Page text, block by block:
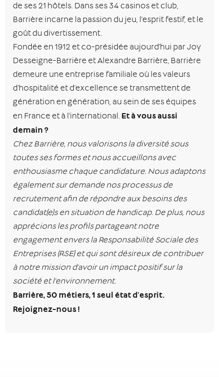
de ses 21 hôtels. Dans ses 34 casinos et club,
Barrière incarne la passion du jeu, l’esprit festif, et le
goût du divertissement.
Fondée en 1912 et co-présidée aujourd’hui par Joy
Desseigne-Barrière et Alexandre Barrière, Barrière
demeure une entreprise familiale où les valeurs
d’hospitalité et d’excellence se transmettent de
génération en génération, au sein de ses équipes
en France et à l’international. Et à vous aussi
demain ?
Chez Barrière, nous valorisons la diversité sous
toutes ses formes et nous accueillons avec
enthousiasme chaque candidature. Nous adaptons
également sur demande nos processus de
recrutement afin de répondre aux besoins des
candidat(e)s en situation de handicap. De plus, nous
apprécions les profils partageant notre
engagement envers la Responsabilité Sociale des
Entreprises (RSE) et qui sont désireux de contribuer
à notre mission d’avoir un impact positif sur la
société et l’environnement.
Barrière, 50 métiers, 1 seul état d’esprit.
Rejoignez-nous !